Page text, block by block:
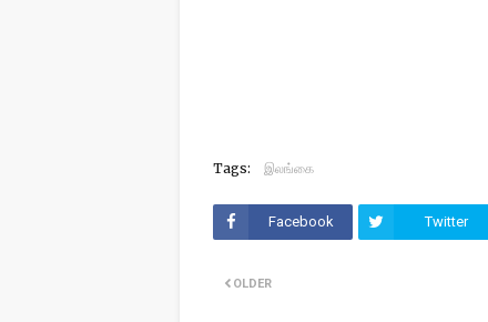
Tags: இலங்கை
Facebook Twitter
OLDER